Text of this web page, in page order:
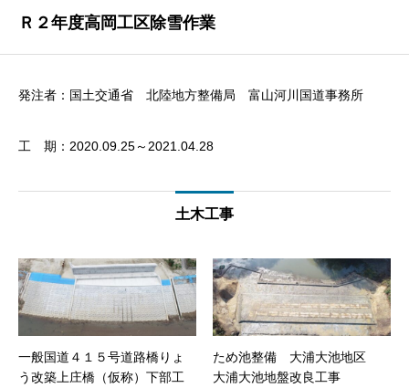
Ｒ２年度高岡工区除雪作業
発注者：国土交通省 北陸地方整備局 富山河川国道事務所
工 期：2020.09.25～2021.04.28
土木工事
一般国道４１５号道路橋りょ
う改築上庄橋（仮称）下部工
ため池整備 大浦大池地区
大浦大池地盤改良工事